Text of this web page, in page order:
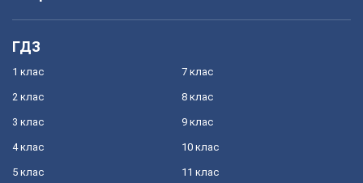
ГДЗ
1 клас
2 клас
3 клас
4 клас
5 клас
7 клас
8 клас
9 клас
10 клас
11 клас